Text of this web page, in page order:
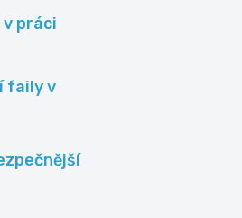
práci
faily v